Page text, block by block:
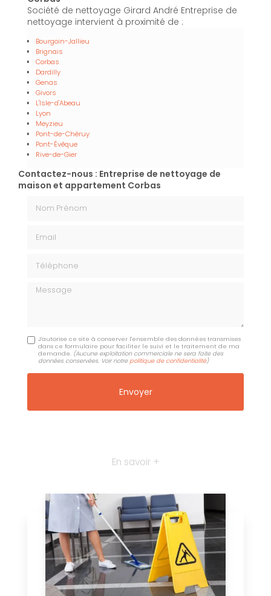
Société de nettoyage Girard André Entreprise de
nettoyage intervient à proximité de :
Bourgoin-Jallieu
Brignais
Corbas
Dardilly
Genas
Givors
L'Isle-d'Abeau
Lyon
Meyzieu
Pont-de-Chéruy
Pont-Évêque
Rive-de-Gier
Contactez-nous : Entreprise de nettoyage de
maison et appartement Corbas
Message
J'autorise ce site à conserver l'ensemble des données transmises
dans ce formulaire pour faciliter le suivi et le traitement de ma
demande. (Aucune exploitation commerciale ne sera faite des
données conservées. Voir notre politique de confidentialité)
En savoir +